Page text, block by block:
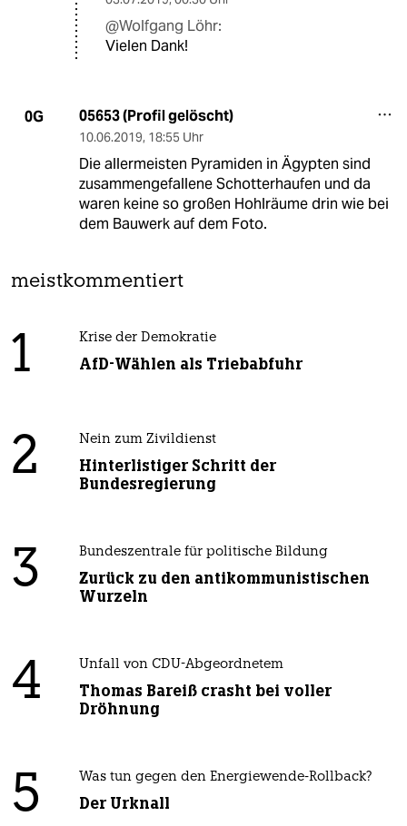
@Wolfgang Löhr:
Vielen Dank!
0G 05653 (Profil gelöscht)
10.06.2019, 18:55 Uhr
Die allermeisten Pyramiden in Ägypten sind
zusammengefallene Schotterhaufen und da
waren keine so großen Hohlräume drin wie bei
dem Bauwerk auf dem Foto.
meistkommentiert
1 Krise der Demokratie
AfD-Wählen als Triebabfuhr
2 Nein zum Zivildienst
Hinterlistiger Schritt der
Bundesregierung
3 Bundeszentrale für politische Bildung
Zurück zu den antikommunistischen
Wurzeln
4 Unfall von CDU-Abgeordnetem
Thomas Bareiß crasht bei voller
Dröhnung
5 Was tun gegen den Energiewende-Rollback?
Der Urknall